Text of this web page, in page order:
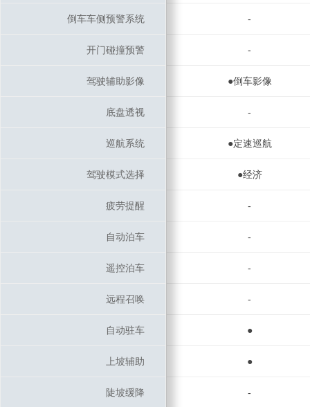
倒车车侧预警系统 -
开门碰撞预警 -
驾驶辅助影像 ●倒车影像
底盘透视 -
巡航系统 ●定速巡航
驾驶模式选择 ●经济
疲劳提醒 -
自动泊车 -
遥控泊车 -
远程召唤 -
自动驻车 ●
上坡辅助 ●
陡坡缓降 -
倒车车侧预警系统
开门碰撞预警
驾驶辅助影像
底盘透视
巡航系统
驾驶模式选择
疲劳提醒
自动泊车
遥控泊车
远程召唤
自动驻车
上坡辅助
陡坡缓降